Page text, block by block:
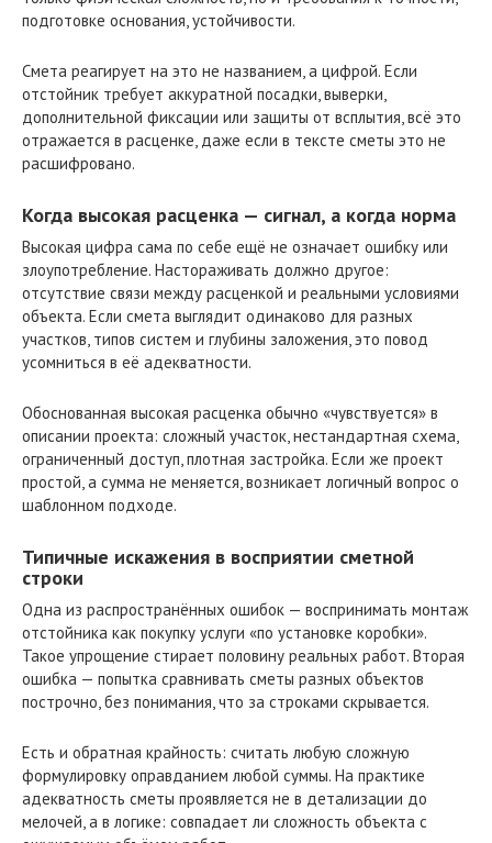
подготовке основания, устойчивости.
Смета реагирует на это не названием, а цифрой. Если
отстойник требует аккуратной посадки, выверки,
дополнительной фиксации или защиты от всплытия, всё это
отражается в расценке, даже если в тексте сметы это не
расшифровано.
Когда высокая расценка — сигнал, а когда норма
Высокая цифра сама по себе ещё не означает ошибку или
злоупотребление. Настораживать должно другое:
отсутствие связи между расценкой и реальными условиями
объекта. Если смета выглядит одинаково для разных
участков, типов систем и глубины заложения, это повод
усомниться в её адекватности.
Обоснованная высокая расценка обычно «чувствуется» в
описании проекта: сложный участок, нестандартная схема,
ограниченный доступ, плотная застройка. Если же проект
простой, а сумма не меняется, возникает логичный вопрос о
шаблонном подходе.
Типичные искажения в восприятии сметной
строки
Одна из распространённых ошибок — воспринимать монтаж
отстойника как покупку услуги «по установке коробки».
Такое упрощение стирает половину реальных работ. Вторая
ошибка — попытка сравнивать сметы разных объектов
построчно, без понимания, что за строками скрывается.
Есть и обратная крайность: считать любую сложную
формулировку оправданием любой суммы. На практике
адекватность сметы проявляется не в детализации до
мелочей, а в логике: совпадает ли сложность объекта с